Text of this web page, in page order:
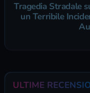
Tragedia Stradale
un Terribile
ULTIME